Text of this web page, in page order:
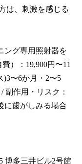
は、刺激を感じる
ング専用照射器を
）：19,900円〜11
)3〜6か月・2〜5
作用・リスク：
に歯がしみる場合
博多三井ビル2号館